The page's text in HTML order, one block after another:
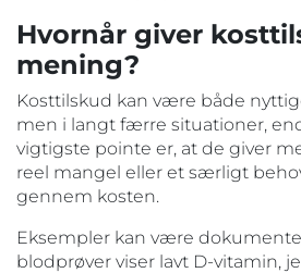
Hvornår giver
mening?
Kosttilskud kan være både
men i langt færre situationer,
vigtigste pointe er, at de giver
reel mangel eller et særligt
gennem kosten.
Eksempler kan være
blodprøver viser lavt D-vitamin,